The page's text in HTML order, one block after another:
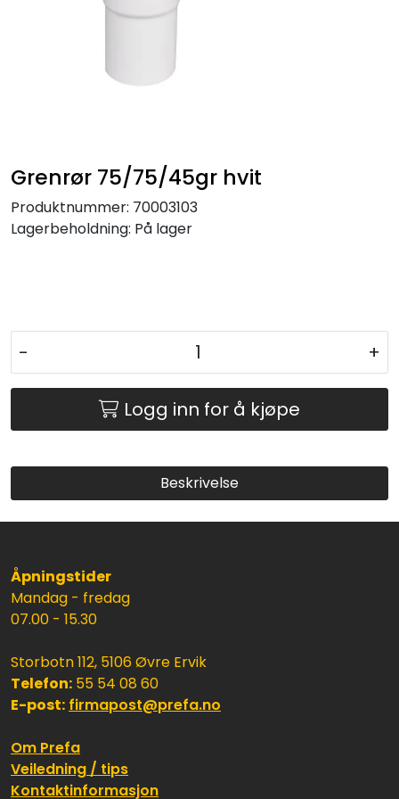
Grenrør 75/75/45gr hvit
Produktnummer: 70003103
Lagerbeholdning: På lager
- +
Logg inn for å kjøpe
Beskrivelse
Åpningstider
Mandag - fredag
07.00 - 15.30
Storbotn 112, 5106 Øvre Ervik
Telefon: 55 54 08 60
E-post: firmapost@prefa.no
Om Prefa
Veiledning / tips
Kontaktinformasjon